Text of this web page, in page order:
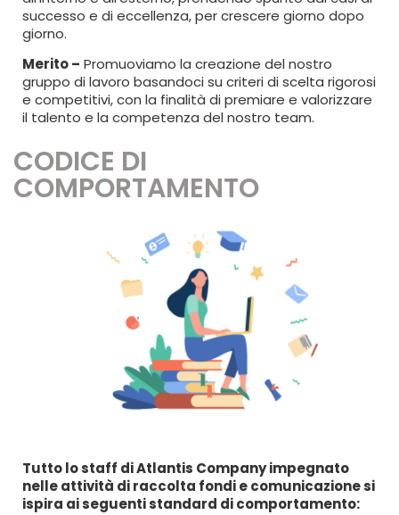
successo e di eccellenza, per crescere giorno dopo
giorno.
Merito – Promuoviamo la creazione del nostro
gruppo di lavoro basandoci su criteri di scelta rigorosi
e competitivi, con la finalità di premiare e valorizzare
il talento e la competenza del nostro team.
CODICE DI
COMPORTAMENTO
Tutto lo staff di Atlantis Company impegnato
nelle attività di raccolta fondi e comunicazione si
ispira ai seguenti standard di comportamento: